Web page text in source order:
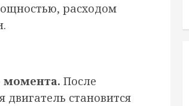
расходом
После
становится